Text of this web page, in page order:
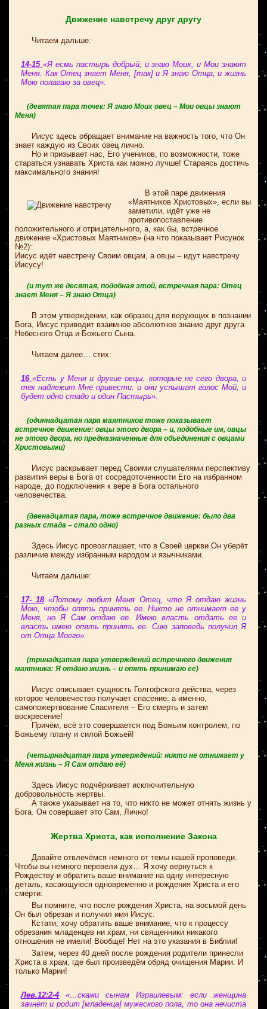
Движение навстречу друг другу
Читаем дальше:
14-15 «Я есмь пастырь добрый; и знаю Моих, и Мои знают
Меня. Как Отец знает Меня, [так] и Я знаю Отца; и жизнь
Мою полагаю за овец».
(девятая пара точек: Я знаю Моих овец – Мои овцы знают
Меня)
Иисус здесь обращает внимание на важность того, что Он
знает каждую из Своих овец лично.
Но и призывает нас, Его учеников, по возможности, тоже
стараться узнавать Христа как можно лучше! Стараясь достичь
максимального знания!
В этой паре движения
«Маятников Христовых», если вы
заметили, идёт уже не
противопоставление
положительного и отрицательного, а, как бы, встречное
движение «Христовых Маятников» (на что показывает Рисунок
№2):
Иисус идёт навстречу Своим овцам, а овцы – идут навстречу
Иисусу!
(и тут же десятая, подобная этой, встречная пара: Отец
знает Меня – Я знаю Отца)
В этом утверждении, как образец для верующих в познании
Бога, Иисус приводит взаимное абсолютное знание друг друга
Небесного Отца и Божьего Сына.
Читаем далее… стих:
16 «Есть у Меня и другие овцы, которые не сего двора, и
тех надлежит Мне привести: и они услышат голос Мой, и
будет одно стадо и один Пастырь».
(одиннадцатая пара маятников тоже показывает
встречное движение: овцы этого двора – и, подобные им, овцы
не этого двора, но предназначенные для объединения с овцами
Христовыми)
Иисус раскрывает перед Своими слушателями перспективу
развития веры в Бога от сосредоточенности Его на избранном
народе, до подключения к вере в Бога остального
человечества.
(двенадцатая пара, тоже встречное движение: было два
разных стада – стало одно)
Здесь Иисус провозглашает, что в Своей церкви Он уберёт
различие между избранным народом и язычниками.
Читаем дальше:
17- 18«Потому любит Меня Отец, что Я отдаю жизнь
Мою, чтобы опять принять ее. Никто не отнимает ее у
Меня, но Я Сам отдаю ее. Имею власть отдать ее и
власть имею опять принять ее. Сию заповедь получил Я
от Отца Моего».
(тринадцатая пара утверждений встречного движения
маятника: Я отдаю жизнь – и опять принимаю её)
Иисус описывает сущность Голгофского действа, через
которое человечество получает спасение: а именно,
самопожертвование Спасителя – Его смерть и затем
воскресение!
Причём, всё это совершается под Божьим контролем, по
Божьему плану и силой Божьей!
(четырнадцатая пара утверждений: никто не отнимает у
Меня жизнь – Я Сам отдаю её)
Здесь Иисус подчёркивает исключительную
добровольность жертвы.
А также указывает на то, что никто не может отнять жизнь у
Бога. Он совершает это Сам, Лично!
Жертва Христа, как исполнение Закона
Давайте отвлечёмся немного от темы нашей проповеди.
Чтобы вы немного перевели дух… Я хочу вернуться к
Рождеству и обратить ваше внимание на одну интересную
деталь, касающуюся одновременно и рождения Христа и его
смерти:
Вы помните, что после рождения Христа, на восьмой день
Он был обрезан и получил имя Иисус.
Кстати, хочу обратить ваше внимание, что к процессу
обрезания младенцев ни храм, ни священники никакого
отношения не имели! Вообще! Нет на это указания в Библии!
Затем, через 40 дней после рождения родители принесли
Христа в храм, где был произведём обряд очищения Марии. И
только Марии!
Лев.12:2-4 «…скажи сынам Израилевым: если женщина
зачнет и родит [младенца] мужеского пола, то она нечиста